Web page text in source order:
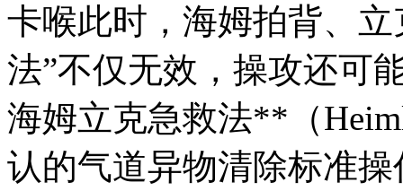
卡喉此时，海姆拍背、
法”不仅无效，操攻还可
海姆立克急救法**（
认的气道异物清除标准